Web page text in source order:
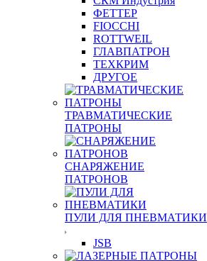
ФЕТТЕР
FIOCCHI
ROTTWEIL
ГЛАВПАТРОН
ТЕХКРИМ
ДРУГОЕ
ТРАВМАТИЧЕСКИЕ
ПАТРОНЫ
СНАРЯЖЕНИЕ
ПАТРОНОВ
ПУЛИ ДЛЯ ПНЕВМАТИКИ
JSB